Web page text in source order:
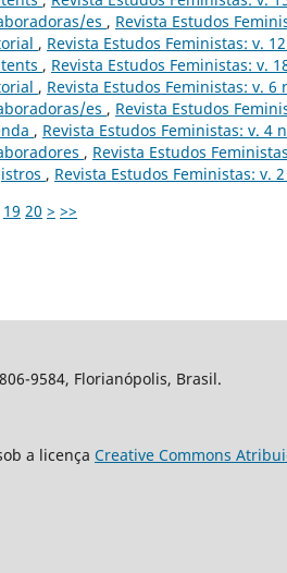
es , Revista Estudos
, Revista Estudos Feministas: v.
, Revista Estudos Feministas: v.
, Revista Estudos Feministas: v. 6
es , Revista Estudos
, Revista Estudos Feministas: v. 4
, Revista Estudos
, Revista Estudos Feministas: v.
19 20 > >>
9584, Florianópolis, Brasil.
a licença Creative Commons